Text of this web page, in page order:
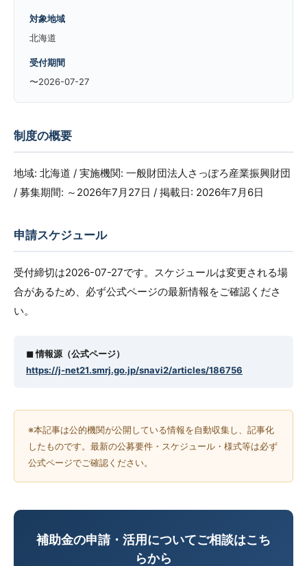
対象地域
北海道
受付期間
〜2026-07-27
制度の概要
地域: 北海道 / 実施機関: 一般財団法人さっぽろ産業振興財団
/ 募集期間: ～2026年7月27日 / 掲載日: 2026年7月6日
申請スケジュール
受付締切は2026-07-27です。スケジュールは変更される場
合があるため、必ず公式ページの最新情報をご確認くださ
い。
◼︎ 情報源（公式ページ）
https://j-net21.smrj.go.jp/snavi2/articles/186756
※本記事は公的機関が公開している情報を自動収集し、記事化
したものです。最新の公募要件・スケジュール・様式等は必ず
公式ページでご確認ください。
補助金の申請・活用についてご相談はこち
らから